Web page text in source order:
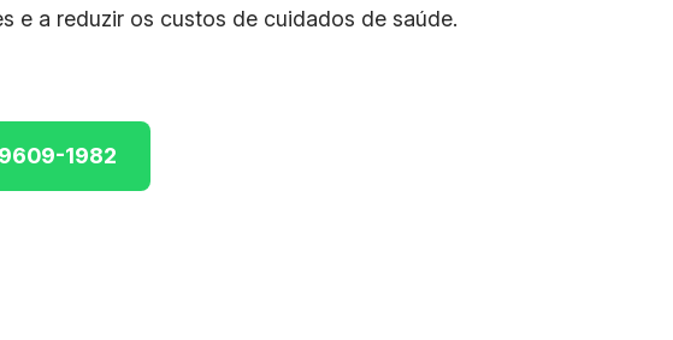
e a reduzir os custos de cuidados de saúde.
1982